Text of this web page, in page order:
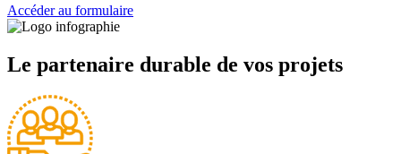
Accéder au formulaire
Le partenaire durable de vos projets